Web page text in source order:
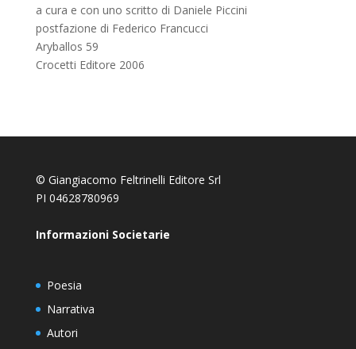
a cura e con uno scritto di Daniele Piccini
postfazione di Federico Francucci
Aryballos 59
Crocetti Editore 2006
© Giangiacomo Feltrinelli Editore Srl
PI 04628780969
Informazioni Societarie
Poesia
Narrativa
Autori